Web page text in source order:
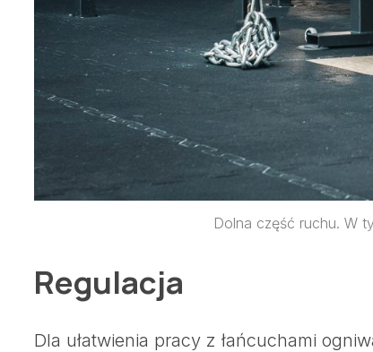
Dolna część ruchu. W
Regulacja
Dla ułatwienia pracy z łańcuchami